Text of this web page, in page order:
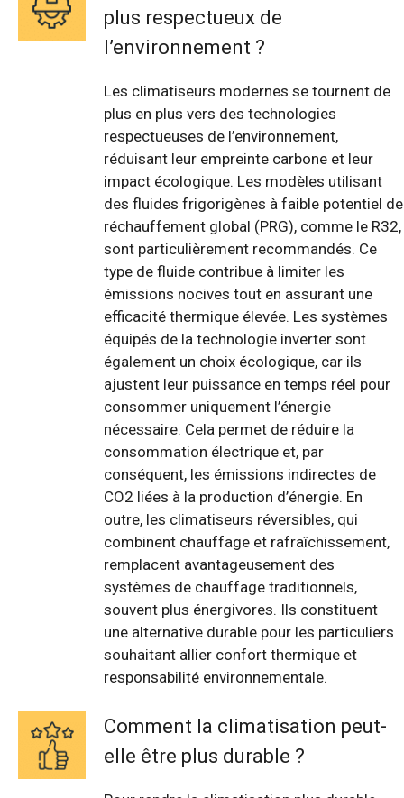
plus respectueux de
l’environnement ?
Les climatiseurs modernes se tournent de
plus en plus vers des technologies
respectueuses de l’environnement,
réduisant leur empreinte carbone et leur
impact écologique. Les modèles utilisant
des fluides frigorigènes à faible potentiel de
réchauffement global (PRG), comme le R32,
sont particulièrement recommandés. Ce
type de fluide contribue à limiter les
émissions nocives tout en assurant une
efficacité thermique élevée. Les systèmes
équipés de la technologie inverter sont
également un choix écologique, car ils
ajustent leur puissance en temps réel pour
consommer uniquement l’énergie
nécessaire. Cela permet de réduire la
consommation électrique et, par
conséquent, les émissions indirectes de
CO2 liées à la production d’énergie. En
outre, les climatiseurs réversibles, qui
combinent chauffage et rafraîchissement,
remplacent avantageusement des
systèmes de chauffage traditionnels,
souvent plus énergivores. Ils constituent
une alternative durable pour les particuliers
souhaitant allier confort thermique et
responsabilité environnementale.
Comment la climatisation peut-
elle être plus durable ?